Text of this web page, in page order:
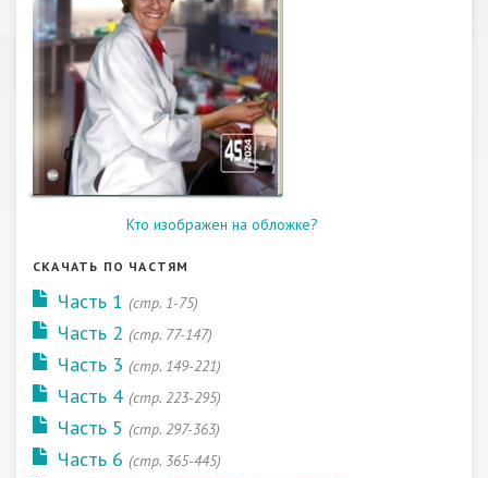
Кто изображен на обложке?
СКАЧАТЬ ПО ЧАСТЯМ
Часть 1 (стр. 1-75)
Часть 2 (стр. 77-147)
Часть 3 (стр. 149-221)
Часть 4 (стр. 223-295)
Часть 5 (стр. 297-363)
Часть 6 (стр. 365-445)